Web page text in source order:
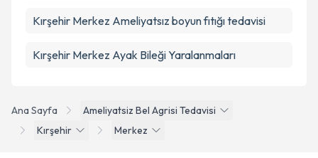
Ana Sayfa
Ameliyatsiz Bel Agrisi Tedavisi
Kırşehir
Merkez
Kırşehir Merkez Ameliyatsız boyun fıtığı tedavisi
Kırşehir Merkez Ayak Bileği Yaralanmaları